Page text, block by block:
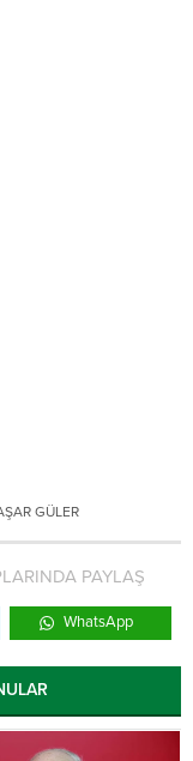
GÜLER
PAYLAŞ
WhatsApp